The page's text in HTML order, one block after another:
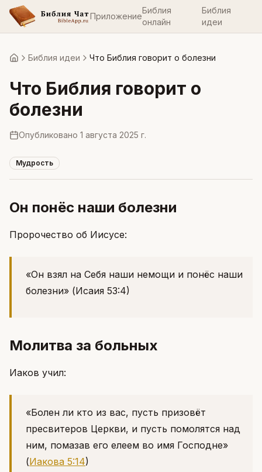
Приложение
Библия
онлайн
Библия
идеи
ГлавнаяБиблия идеи Что Библия говорит о болезни
Что Библия говорит о
болезни
Опубликовано 1 августа 2025 г.
Мудрость
Он понёс наши болезни
Пророчество об Иисусе:
«Он взял на Себя наши немощи и понёс наши
болезни» (Исаия 53:4)
Молитва за больных
Иаков учил:
«Болен ли кто из вас, пусть призовёт
пресвитеров Церкви, и пусть помолятся над
ним, помазав его елеем во имя Господне»
(Иакова 5:14)